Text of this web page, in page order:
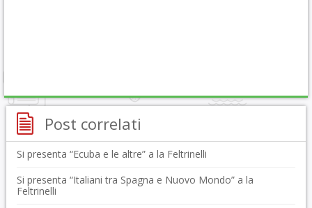
Post correlati
Si presenta “Ecuba e le altre” a la Feltrinelli
Si presenta “Italiani tra Spagna e Nuovo Mondo” a la
Feltrinelli